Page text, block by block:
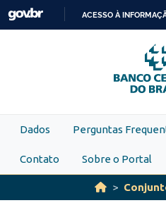
Skip to main content
O
ACESSO À
Dados Perguntas
Contato Sobre o Portal